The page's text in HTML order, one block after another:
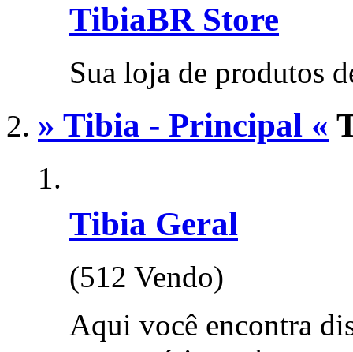
TibiaBR Store
Sua loja de produtos
» Tibia - Principal «
Tibia Geral
(512 Vendo)
Aqui você encontra